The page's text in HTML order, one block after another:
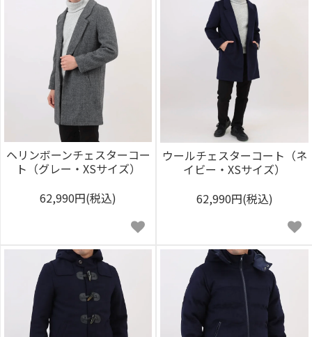
ヘリンボーンチェスターコー
ト（グレー・XSサイズ）
62,990円(税込)
ウールチェスターコート（ネ
イビー・XSサイズ）
62,990円(税込)